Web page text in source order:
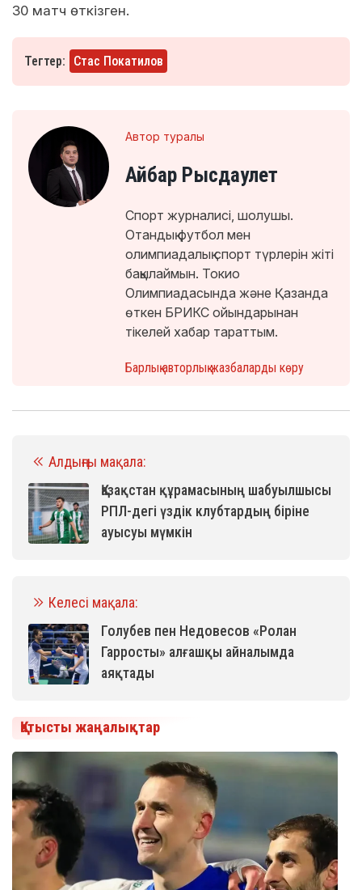
30 матч өткізген.
Тегтер: Стас Покатилов
Автор туралы
Айбар Рысдаулет
Спорт журналисі, шолушы.
Отандық футбол мен
олимпиадалық спорт түрлерін жіті
бақылаймын. Токио
Олимпиадасында және Қазанда
өткен БРИКС ойындарынан
тікелей хабар тараттым.
Барлық авторлық жазбаларды көру
Алдыңғы мақала:
Қазақстан құрамасының шабуылшысы
РПЛ-дегі үздік клубтардың біріне
ауысуы мүмкін
Келесі мақала:
Голубев пен Недовесов «Ролан
Гарросты» алғашқы айналымда
аяқтады
Қатысты жаңалықтар